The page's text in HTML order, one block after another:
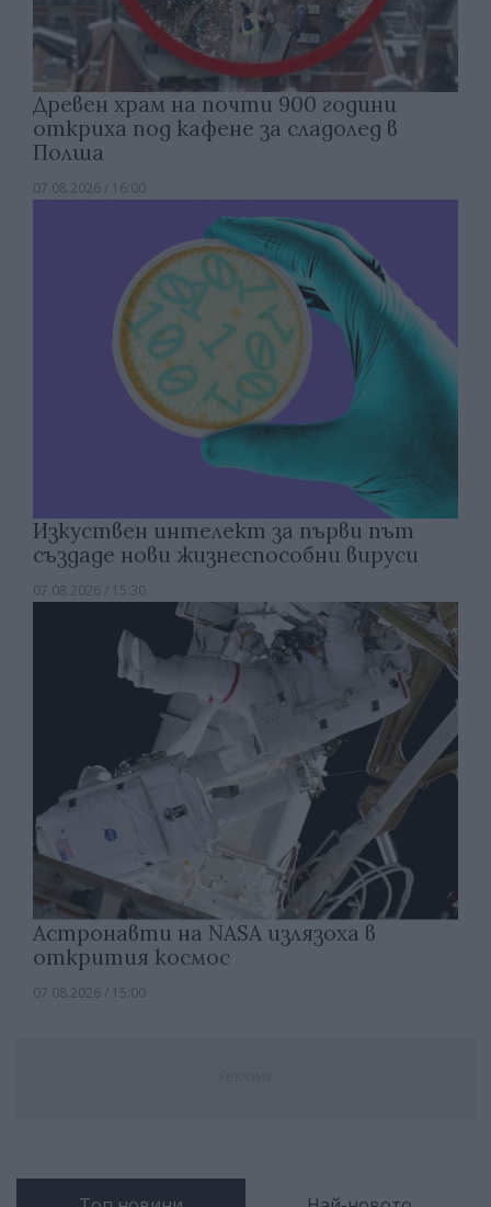
Древен храм на почти 900 години
откриха под кафене за сладолед в
Полша
07.08.2026 / 16:00
Изкуствен интелект за първи път
създаде нови жизнеспособни вируси
07.08.2026 / 15:30
Астронавти на NASA излязоха в
открития космос
07.08.2026 / 15:00